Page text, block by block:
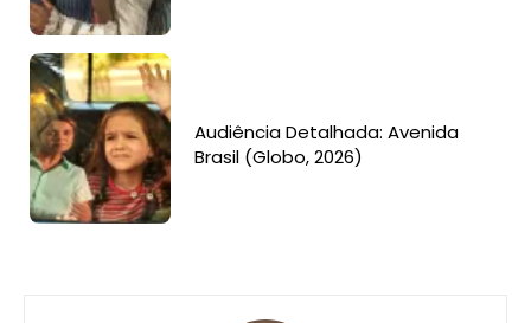
Audiência Detalhada: Avenida
Brasil (Globo, 2026)